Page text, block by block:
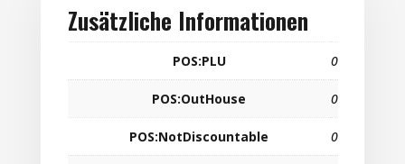
Zusätzliche Informationen
POS:PLU 0
POS:OutHouse 0
POS:NotDiscountable 0